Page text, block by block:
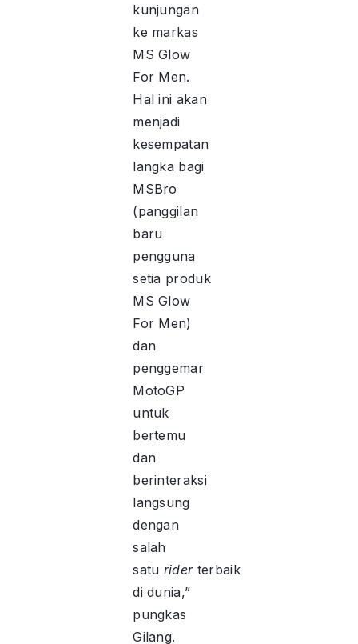
kunjungan
ke markas
MS Glow
For Men.
Hal ini akan
menjadi
kesempatan
langka bagi
MSBro
(panggilan
baru
pengguna
setia produk
MS Glow
For Men)
dan
penggemar
MotoGP
untuk
bertemu
dan
berinteraksi
langsung
dengan
salah
satu riderterbaik
di dunia,”
pungkas
Gilang.